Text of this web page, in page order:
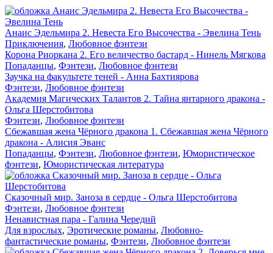
Анаис Эдельмира 2. Невеста Его Высочества - Эвелина Тень
Приключения, Любовное фэнтези
Корона Риоркана 2. Его величество бастард - Нинель Мягкова
Попаданцы, Фэнтези, Любовное фэнтези
Заучка на факультете теней - Анна Бахтиярова
Фэнтези, Любовное фэнтези
Академия Магических Талантов 2. Тайна янтарного дракона -
Ольга Шерстобитова
Фэнтези, Любовное фэнтези
Сбежавшая жена Чёрного дракона 1. Сбежавшая жена Чёрного
дракона - Алисия Эванс
Попаданцы, Фэнтези, Любовное фэнтези, Юмористическое
фэнтези, Юмористическая литература
Сказочный мир. Заноза в сердце - Ольга Шерстобитова
Фэнтези, Любовное фэнтези
Ненавистная пара - Галина Чередий
Для взрослых, Эротические романы, Любовно-
фантастические романы, Фэнтези, Любовное фэнтези